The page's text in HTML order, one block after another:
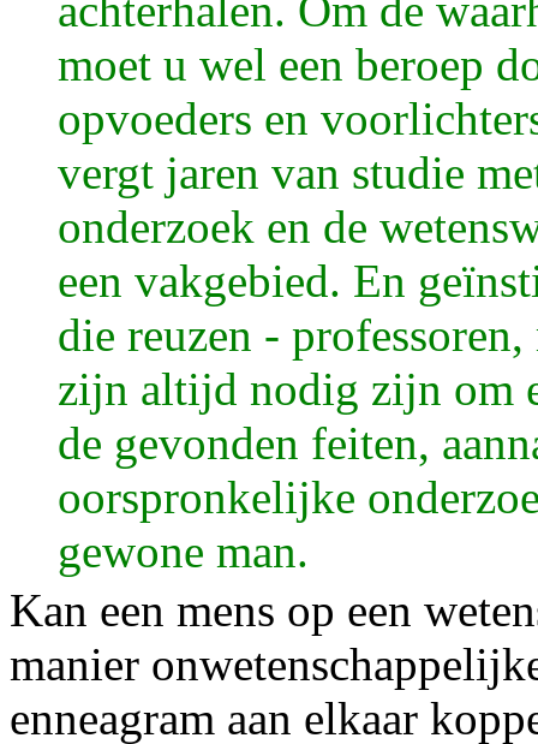
achterhalen. Om de
moet u wel een beroep
opvoeders en
vergt jaren van studie
onderzoek en de
een vakgebied. En
die reuzen -
zijn altijd nodig zijn om
de gevonden feiten,
oorspronkelijke
gewone man.
Kan een mens op een
manier
enneagram aan elkaar